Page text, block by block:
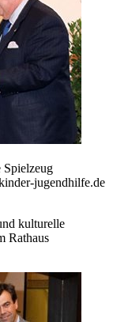
Spielzeug
jugendhilfe.de
kulturelle
Rathaus